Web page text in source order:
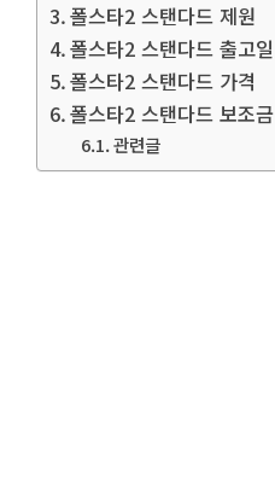
폴스타2 스탠다드 제원
폴스타2 스탠다드 출고일
폴스타2 스탠다드 가격
폴스타2 스탠다드 보조금
관련글